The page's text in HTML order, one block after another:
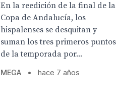
En la reedición de la final de la
Copa de Andalucía, los
hispalenses se desquitan y
suman los tres primeros puntos
de la temporada por...
MEGA • hace 7 años